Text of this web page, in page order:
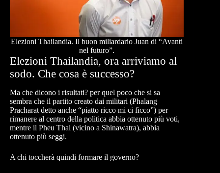
Elezioni Thailandia. Il buon miliardario Juan di “Avanti
nel futuro”.
Elezioni Thailandia, ora arriviamo al
sodo. Che cosa è successo?
Ma che dicono i risultati? per quel poco che si sa
sembra che il partito creato dai militari (Phalang
Pracharat detto anche “piatto ricco mi ci ficco”) per
rimanere al centro della politica abbia ottenuto più voti,
mentre il Pheu Thai (vicino a Shinawatra), abbia
ottenuto più seggi.
A chi toccherà quindi formare il governo?